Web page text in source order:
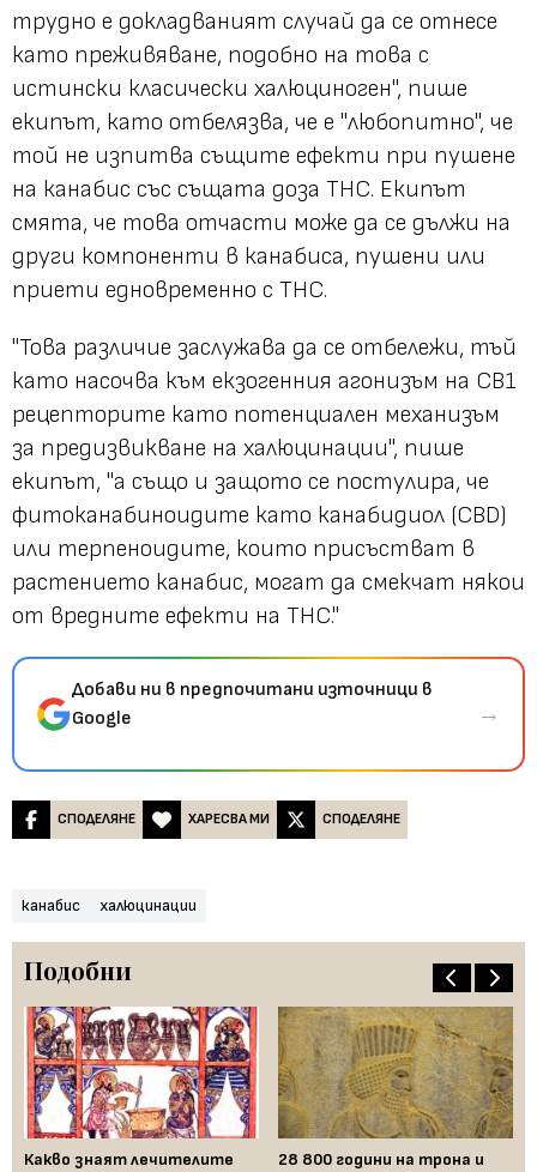
трудно е докладваният случай да се отнесе
като преживяване, подобно на това с
истински класически халюциноген", пише
екипът, като отбелязва, че е "любопитно", че
той не изпитва същите ефекти при пушене
на канабис със същата доза THC. Екипът
смята, че това отчасти може да се дължи на
други компоненти в канабиса, пушени или
приети едновременно с THC.
"Това различие заслужава да се отбележи, тъй
като насочва към екзогенния агонизъм на СВ1
рецепторите като потенциален механизъм
за предизвикване на халюцинации", пише
екипът, "а също и защото се постулира, че
фитоканабиноидите като канабидиол (CBD)
или терпеноидите, които присъстват в
растението канабис, могат да смекчат някои
от вредните ефекти на THC."
Добави ни в предпочитани източници в
Google
→
СПОДЕЛЯНЕ ХАРЕСВА МИ СПОДЕЛЯНЕ
канабис халюцинации
Подобни
Какво знаят лечителите
28 800 години на трона и